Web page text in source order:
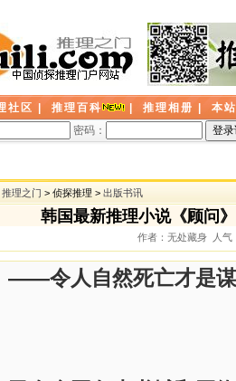
社区 推理百科 推理相册
本
密码：
推理之门 > 侦探推理 > 出版书讯
韩国最新推理小说《顾问
作者：无处藏身 人气
——令人自然死亡才是